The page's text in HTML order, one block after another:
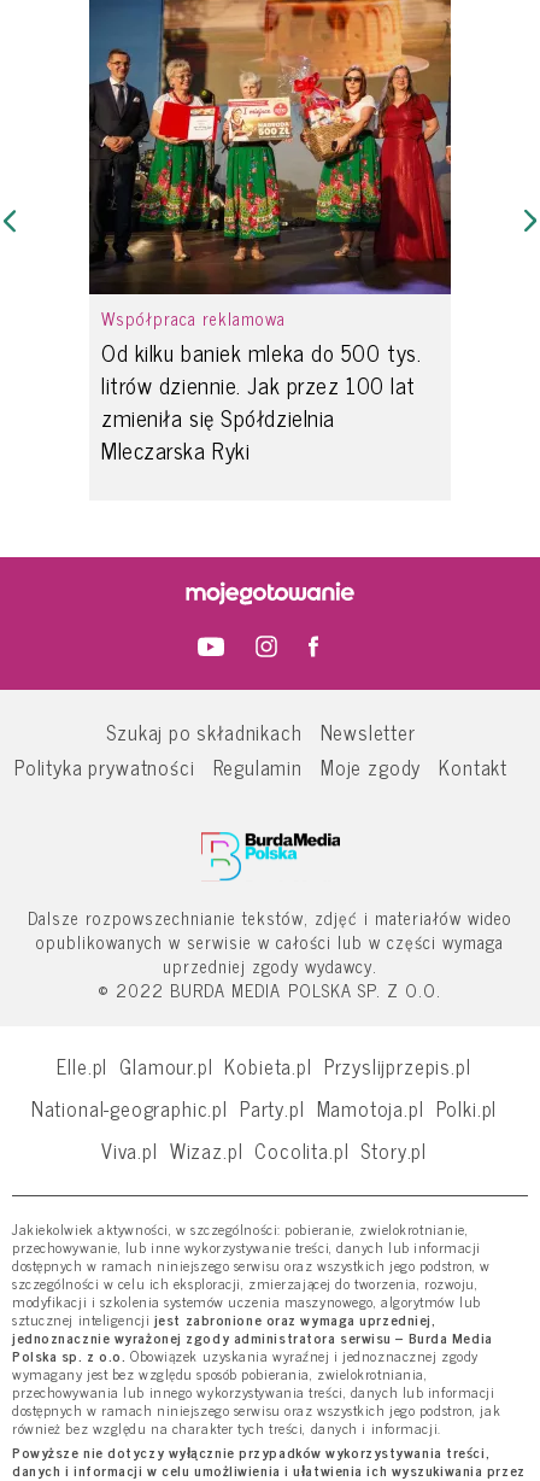
Współpraca reklamowa
Od kilku baniek mleka do 500 tys.
litrów dziennie. Jak przez 100 lat
zmieniła się Spółdzielnia
Mleczarska Ryki
Szukaj po składnikach
Newsletter
Polityka prywatności
Regulamin Moje zgody Kontakt
Dalsze rozpowszechnianie tekstów, zdjęć i materiałów wideo
opublikowanych w serwisie w całości lub w części wymaga
uprzedniej zgody wydawcy.
© 2022 BURDA MEDIA POLSKA SP. Z O.O.
Elle.pl Glamour.pl Kobieta.pl Przyslijprzepis.pl
National-geographic.pl Party.pl Mamotoja.pl Polki.pl
Viva.pl Wizaz.pl Cocolita.pl Story.pl
Jakiekolwiek aktywności, w szczególności: pobieranie, zwielokrotnianie,
przechowywanie, lub inne wykorzystywanie treści, danych lub informacji
dostępnych w ramach niniejszego serwisu oraz wszystkich jego podstron, w
szczególności w celu ich eksploracji, zmierzającej do tworzenia, rozwoju,
modyfikacji i szkolenia systemów uczenia maszynowego, algorytmów lub
sztucznej inteligencji jest zabronione oraz wymaga uprzedniej,
jednoznacznie wyrażonej zgody administratora serwisu – Burda Media
Polska sp. z o.o. Obowiązek uzyskania wyraźnej i jednoznacznej zgody
wymagany jest bez względu sposób pobierania, zwielokrotniania,
przechowywania lub innego wykorzystywania treści, danych lub informacji
dostępnych w ramach niniejszego serwisu oraz wszystkich jego podstron, jak
również bez względu na charakter tych treści, danych i informacji.
Powyższe nie dotyczy wyłącznie przypadków wykorzystywania treści,
danych i informacji w celu umożliwienia i ułatwienia ich wyszukiwania przez